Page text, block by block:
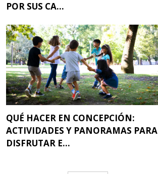
POR SUS CA...
QUÉ HACER EN CONCEPCIÓN:
ACTIVIDADES Y PANORAMAS PARA
DISFRUTAR E...